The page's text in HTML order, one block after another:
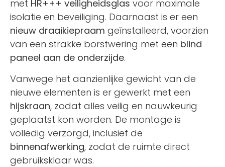
met HR+++ veiligheidsglas voor maximale
isolatie en beveiliging. Daarnaast is er een
nieuw draaikiepraam geïnstalleerd, voorzien
van een strakke borstwering met een blind
paneel aan de onderzijde.
Vanwege het aanzienlijke gewicht van de
nieuwe elementen is er gewerkt met een
hijskraan, zodat alles veilig en nauwkeurig
geplaatst kon worden. De montage is
volledig verzorgd, inclusief de
binnenafwerking, zodat de ruimte direct
gebruiksklaar was.